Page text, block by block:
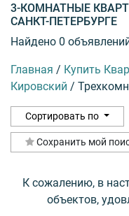
3-КОМНАТНЫЕ
САНКТ-ПЕТЕРБУРГЕ
Найдено 0
Главная / Купить
Кировский /
Сортировать по
Сохранить мой
К сожалению, в
объектов,